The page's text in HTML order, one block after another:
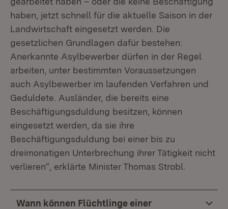
haben, jetzt schnell für die aktuelle Saison in der
Landwirtschaft eingesetzt werden. Die
gesetzlichen Grundlagen dafür bestehen:
Anerkannte Asylbewerber dürfen in der Regel
arbeiten, unter bestimmten Voraussetzungen
auch Asylbewerber im laufenden Verfahren und
Geduldete. Ausländer, die bereits eine
Beschäftigungsduldung besitzen, können
eingesetzt werden, da sie ihre
Beschäftigungsduldung bei einer bis zu
dreimonatigen Unterbrechung ihrer Tätigkeit nicht
verlieren“, erklärte Minister Thomas Strobl.
Wann können Flüchtlinge einer